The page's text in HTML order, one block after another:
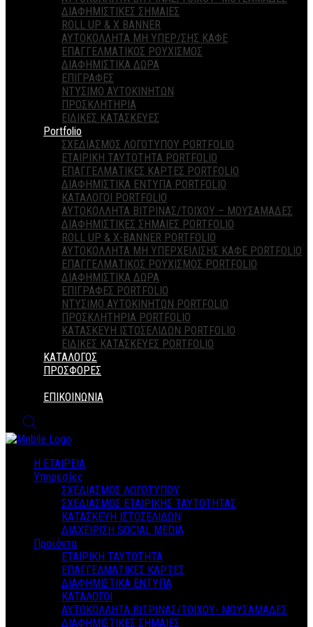
ΔΙΑΦΗΜΙΣΤΙΚΕΣ ΣΗΜΑΙΕΣ
ROLL UP & X BANNER
ΑΥΤΟΚΟΛΛΗΤΑ ΜΗ ΥΠΕΡ/ΣΗΣ ΚΑΦΕ
ΕΠΑΓΓΕΛΜΑΤΙΚΟΣ ΡΟΥΧΙΣΜΟΣ
ΔΙΑΦΗΜΙΣΤΙΚΑ ΔΩΡΑ
ΕΠΙΓΡΑΦΕΣ
ΝΤΥΣΙΜΟ ΑΥΤΟΚΙΝΗΤΩΝ
ΠΡΟΣΚΛΗΤΗΡΙΑ
ΕΙΔΙΚΕΣ ΚΑΤΑΣΚΕΥΕΣ
Portfolio
ΣΧΕΔΙΑΣΜΟΣ ΛΟΓΟΤΥΠΟΥ PORTFOLIO
ΕΤΑΙΡΙΚΗ ΤΑΥΤΟΤΗΤΑ PORTFOLIO
ΕΠΑΓΓΕΛΜΑΤΙΚΕΣ ΚΑΡΤΕΣ PORTFOLIO
ΔΙΑΦΗΜΙΣΤΙΚΑ ΕΝΤΥΠΑ PORTFOLIO
ΚΑΤΑΛΟΓΟΙ PORTFOLIO
ΑΥΤΟΚΟΛΛΗΤΑ ΒΙΤΡΙΝΑΣ/ΤΟΙΧΟΥ – ΜΟΥΣΑΜΑΔΕΣ
ΔΙΑΦΗΜΙΣΤΙΚΕΣ ΣΗΜΑΙΕΣ PORTFOLIO
ROLL UP & X-BANNER PORTFOLIO
ΑΥΤΟΚΟΛΛΗΤΑ ΜΗ ΥΠΕΡΧΕΙΛΙΣΗΣ ΚΑΦΕ PORTFOLIO
ΕΠΑΓΓΕΛΜΑΤΙΚΟΣ ΡΟΥΧΙΣΜΟΣ PORTFOLIO
ΔΙΑΦΗΜΙΣΤΙΚΑ ΔΩΡΑ
ΕΠΙΓΡΑΦΕΣ PORTFOLIO
ΝΤΥΣΙΜΟ ΑΥΤΟΚΙΝΗΤΩΝ PORTFOLIO
ΠΡΟΣΚΛΗΤΗΡΙΑ PORTFOLIO
ΚΑΤΑΣΚΕΥΗ ΙΣΤΟΣΕΛΙΔΩΝ PORTFOLIO
ΕΙΔΙΚΕΣ ΚΑΤΑΣΚΕΥΕΣ PORTFOLIO
ΚΑΤΑΛΟΓΟΣ
ΠΡΟΣΦΟΡΕΣ
ΕΠΙΚΟΙΝΩΝΙΑ
Η ΕΤΑΙΡΕΙΑ
Υπηρεσίες
ΣΧΕΔΙΑΣΜΟΣ ΛΟΓΟΤΥΠΟΥ
ΣΧΕΔΙΑΣΜΟΣ ΕΤΑΙΡΙΚΗΣ ΤΑΥΤΟΤΗΤΑΣ
ΚΑΤΑΣΚΕΥΗ ΙΣΤΟΣΕΛΙΔΩΝ
ΔΙΑΧΕΙΡΙΣΗ SOCIAL MEDIA
Προϊόντα
ΕΤΑΙΡΙΚΗ ΤΑΥΤΟΤΗΤΑ
ΕΠΑΓΓΕΛΜΑΤΙΚΕΣ ΚΑΡΤΕΣ
ΔΙΑΦΗΜΙΣΤΙΚΑ ΕΝΤΥΠΑ
ΚΑΤΑΛΟΓΟΙ
ΑΥΤΟΚΟΛΛΗΤΑ ΒΙΤΡΙΝΑΣ/ΤΟΙΧΟΥ- ΜΟΥΣΑΜΑΔΕΣ
ΔΙΑΦΗΜΙΣΤΙΚΕΣ ΣΗΜΑΙΕΣ